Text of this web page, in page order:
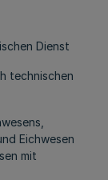
Dienst
technischen
Eichwesen
mit